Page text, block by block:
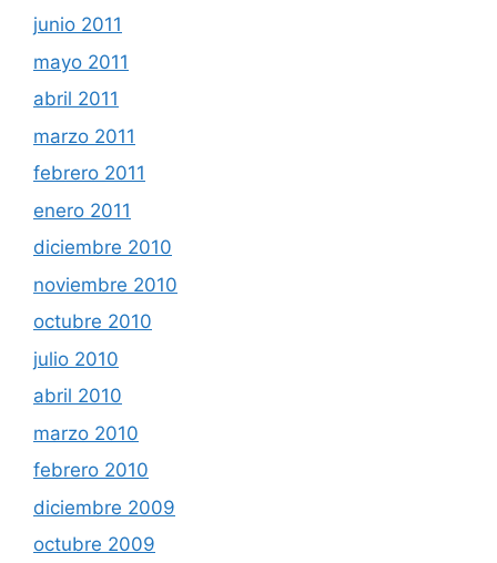
junio 2011
mayo 2011
abril 2011
marzo 2011
febrero 2011
enero 2011
diciembre 2010
noviembre 2010
octubre 2010
julio 2010
abril 2010
marzo 2010
febrero 2010
diciembre 2009
octubre 2009